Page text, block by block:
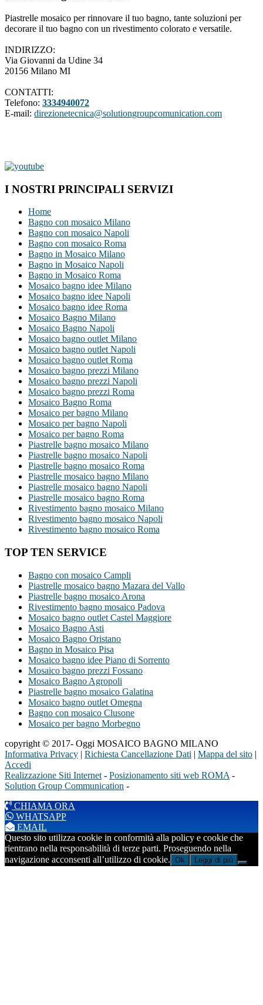
Piastrelle mosaico per rinnovare il tuo bagno, tante soluzioni per
decorare il tuo bagno con un rivestimento colorato e versatile.
INDIRIZZO:
Via Giovanni da Udine 34
20156 Milano MI
CONTATTI:
Telefono: 3334940072
E-mail: direzionetecnica@solutiongroupcomunication.com
I NOSTRI PRINCIPALI SERVIZI
Home
Bagno con mosaico Milano
Bagno con mosaico Napoli
Bagno con mosaico Roma
Bagno in Mosaico Milano
Bagno in Mosaico Napoli
Bagno in Mosaico Roma
Mosaico bagno idee Milano
Mosaico bagno idee Napoli
Mosaico bagno idee Roma
Mosaico Bagno Milano
Mosaico Bagno Napoli
Mosaico bagno outlet Milano
Mosaico bagno outlet Napoli
Mosaico bagno outlet Roma
Mosaico bagno prezzi Milano
Mosaico bagno prezzi Napoli
Mosaico bagno prezzi Roma
Mosaico Bagno Roma
Mosaico per bagno Milano
Mosaico per bagno Napoli
Mosaico per bagno Roma
Piastrelle bagno mosaico Milano
Piastrelle bagno mosaico Napoli
Piastrelle bagno mosaico Roma
Piastrelle mosaico bagno Milano
Piastrelle mosaico bagno Napoli
Piastrelle mosaico bagno Roma
Rivestimento bagno mosaico Milano
Rivestimento bagno mosaico Napoli
Rivestimento bagno mosaico Roma
TOP TEN SERVICE
Bagno con mosaico Campli
Piastrelle mosaico bagno Mazara del Vallo
Piastrelle bagno mosaico Arona
Rivestimento bagno mosaico Padova
Mosaico bagno outlet Castel Maggiore
Mosaico Bagno Asti
Mosaico Bagno Oristano
Bagno in Mosaico Pisa
Mosaico bagno idee Piano di Sorrento
Mosaico bagno prezzi Fossano
Mosaico Bagno Agropoli
Piastrelle bagno mosaico Galatina
Mosaico bagno outlet Omegna
Bagno con mosaico Clusone
Mosaico per bagno Morbegno
copyright © 2017- Oggi MOSAICO BAGNO MILANO
Informativa Privacy | Richiesta Cancellazione Dati | Mappa del sito |
Accedi
Realizzazione Siti Internet - Posizionamento siti web ROMA -
Solution Group Communication -
CHIAMA ORA
WHATSAPP
EMAIL
Questo sito utilizza cookie in conformità alla policy e cookie che
rientrano nella responsabilità di terze parti. Proseguendo nella
navigazione acconsenti all’utilizzo di cookie. Ok Leggi di più